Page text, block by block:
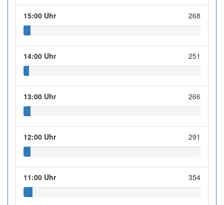
15:00 Uhr 268
14:00 Uhr 251
13:00 Uhr 266
12:00 Uhr 291
11:00 Uhr 354